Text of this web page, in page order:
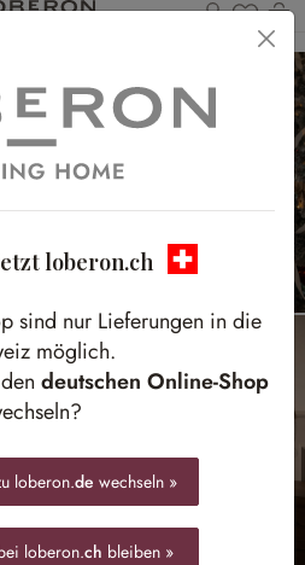
Du
loberon.ch
sind nur Lieferungen in die
möglich.
deutschen Online-Shop
loberon.de wechseln »
loberon.ch bleiben »